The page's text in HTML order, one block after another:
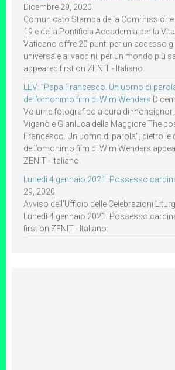
Dicembre 29, 2020
Comunicato Stampa della
19 e della Pontificia Accademia per la Vita
Vaticano offre 20 punti per un accesso
universale ai vaccini, per un mondo più
appeared first on ZENIT - Italiano.
LEV: “Papa Francesco. Un uomo di
dell’omonimo film di Wim Wenders
Volume fotografico a cura di monsignor
Viganò e Gianluca della Maggiore The
Francesco. Un uomo di parola”, dietro le
dell’omonimo film di Wim Wenders
ZENIT - Italiano.
Lunedì 4 gennaio 2021: Possesso
29, 2020
Avviso dell’Ufficio delle Celebrazioni
Lunedì 4 gennaio 2021: Possesso
first on ZENIT - Italiano.